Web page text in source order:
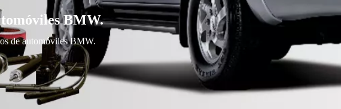
BMW.
de automóviles BMW.